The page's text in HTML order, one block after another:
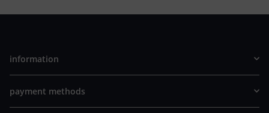
information
payment methods